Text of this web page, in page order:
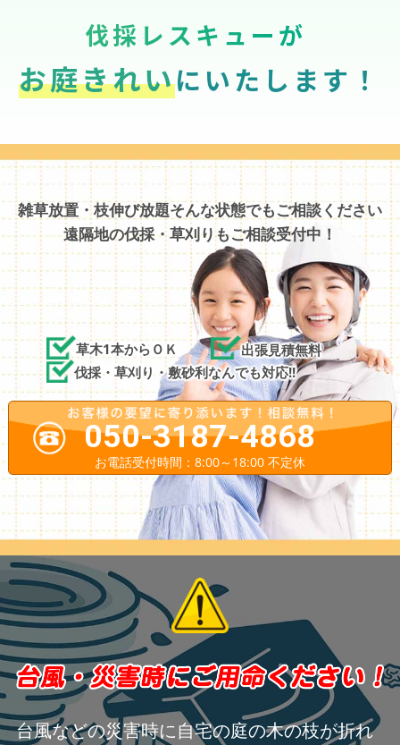
伐採レスキューが
お庭きれいにいたします！
雑草放置・枝伸び放題そんな状態でもご相談ください
遠隔地の伐採・草刈りもご相談受付中！
草木1本からＯＫ
出張見積無料
伐採・草刈り・敷砂利なんでも対応!!
050-3187-4868
お電話受付時間：8:00～18:00 不定休
台風などの災害時に自宅の庭の木の枝が折れ